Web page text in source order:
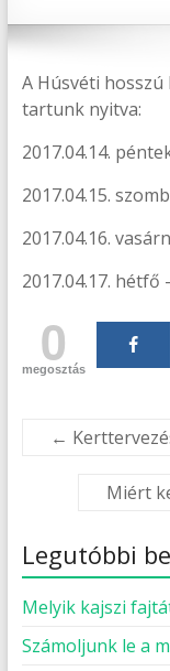
A Húsvéti
tartunk nyitva:
2017.04.14.
2017.04.15.
2017.04.16.
2017.04.17. hétfő
0
megosztás
←
Miért
Legutóbbi
Melyik kajszi
Számoljunk le a